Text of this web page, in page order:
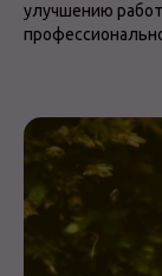
улучшению